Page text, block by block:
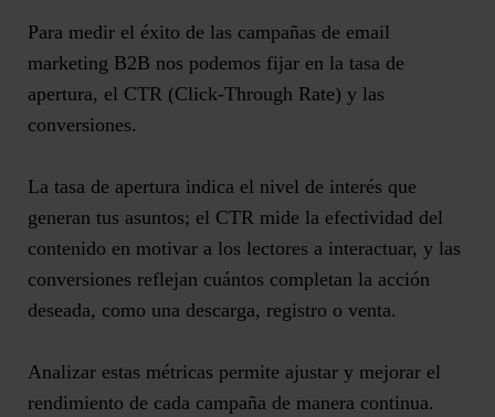
Para medir el éxito de las campañas de email
marketing B2B nos podemos fijar en la tasa de
apertura, el CTR (Click-Through Rate) y las
conversiones.
La tasa de apertura indica el nivel de interés que
generan tus asuntos; el CTR mide la efectividad del
contenido en motivar a los lectores a interactuar, y las
conversiones reflejan cuántos completan la acción
deseada, como una descarga, registro o venta.
Analizar estas métricas permite ajustar y mejorar el
rendimiento de cada campaña de manera continua.